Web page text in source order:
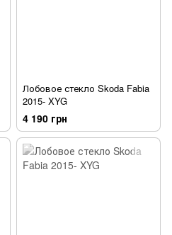
Лобовое стекло Skoda Fabia
2015- XYG
4 190 грн